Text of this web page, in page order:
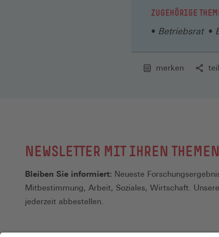
ZUGEHÖRIGE
Betriebsrat
merken
NEWSLETTER MIT IHREN THEMEN
Bleiben Sie informiert: Neueste
Mitbestimmung, Arbeit, Soziales, Wirtschaft.
jederzeit abbestellen.